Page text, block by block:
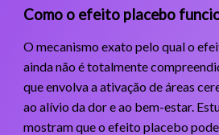
Como o efeito placebo
O mecanismo exato pelo qual o
ainda não é totalmente
que envolva a ativação de áreas
ao alívio da dor e ao bem-estar.
mostram que o efeito placebo